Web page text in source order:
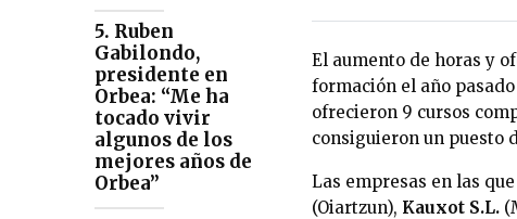
5. Ruben
Gabilondo,
presidente en
Orbea: “Me ha
tocado vivir
algunos de los
mejores años de
Orbea”
El aumento de horas y
formación el año
ofrecieron 9 cursos
consiguieron un puesto
Las empresas en las
(Oiartzun), Kauxot S.L.